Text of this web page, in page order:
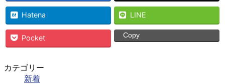
Hatena LINE
Pocket Copy
カテゴリー
新着